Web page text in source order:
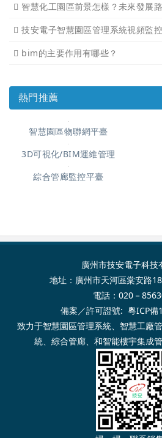
智慧化工園區前景怎樣？未來發展
技安電子智慧園區管理系統視頻監
bim的主要作用有哪些？
熱門推薦
智慧園區物聯網平臺
3D可視化/BIM運維管理
綜合管廊監控平臺
廣州市技安電子科技
地址：廣州市天河區棠安路
電話：020－
備案／許可證號: 粵ICP備
致力于智慧園區管理系統、 智慧工廠
統、 綜合管廊、和智能樓宇集成